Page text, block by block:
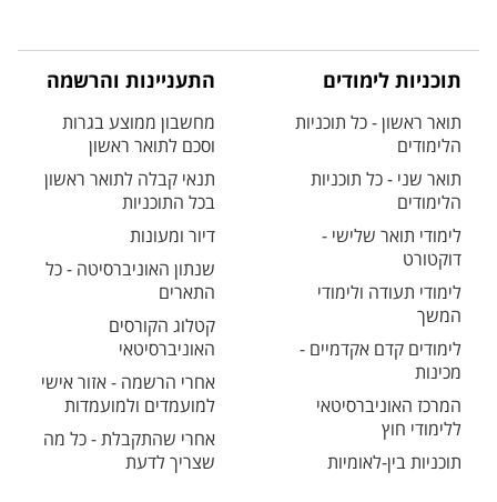
תוכניות לימודים
תואר ראשון - כל תוכניות
הלימודים
תואר שני - כל תוכניות
הלימודים
לימודי תואר שלישי -
דוקטורט
לימודי תעודה ולימודי
המשך
לימודים קדם אקדמיים -
מכינות
המרכז האוניברסיטאי
ללימודי חוץ
תוכניות בין-לאומיות
התעניינות והרשמה
מחשבון ממוצע בגרות
וסכם לתואר ראשון
תנאי קבלה לתואר ראשון
בכל התוכניות
דיור ומעונות
שנתון האוניברסיטה - כל
התארים
קטלוג הקורסים
האוניברסיטאי
אחרי הרשמה - אזור אישי
למועמדים ולמועמדות
אחרי שהתקבלת - כל מה
שצריך לדעת